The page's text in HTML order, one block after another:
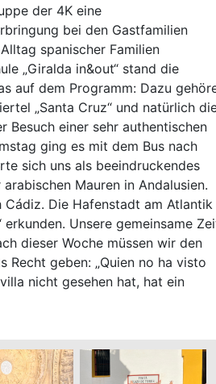
der 4K eine
bei den Gastfamilien
spanischer Familien
„Giralda in&out“ stand die
auf dem Programm: Dazu
„Santa Cruz“ und natürlich
Besuch einer sehr authentischen
ging es mit dem Bus nach
sich uns als beeindruckendes
Mauren in Andalusien.
Die Hafenstadt am Atlantik
Unsere gemeinsame
dieser Woche müssen wir den
Recht geben: „Quien no ha visto
nicht gesehen hat, hat ein